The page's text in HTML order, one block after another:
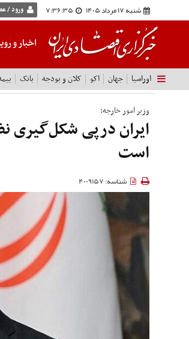
شنبه 17 مرداد 1405 7:36:36 ورود /
اخبار و
اوراسیا جهان اکو کلان و بودجه بانک
وزیر امور خارجه:
ایران درپی شکل‌گیری
است
شناسه: 4009157